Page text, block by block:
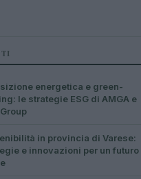
energetica e green-
le strategie ESG di AMGA e
in provincia di Varese:
e innovazioni per un futuro